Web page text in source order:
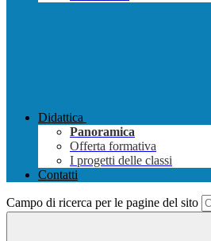
Didattica
Panoramica
Offerta formativa
I progetti delle classi
Contatti
Campo di ricerca per le pagine del sito